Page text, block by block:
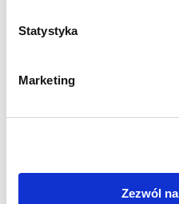
Statystyka
Marketing
Zezwól
MEDIA@PCPM.ORG.PL
KRS